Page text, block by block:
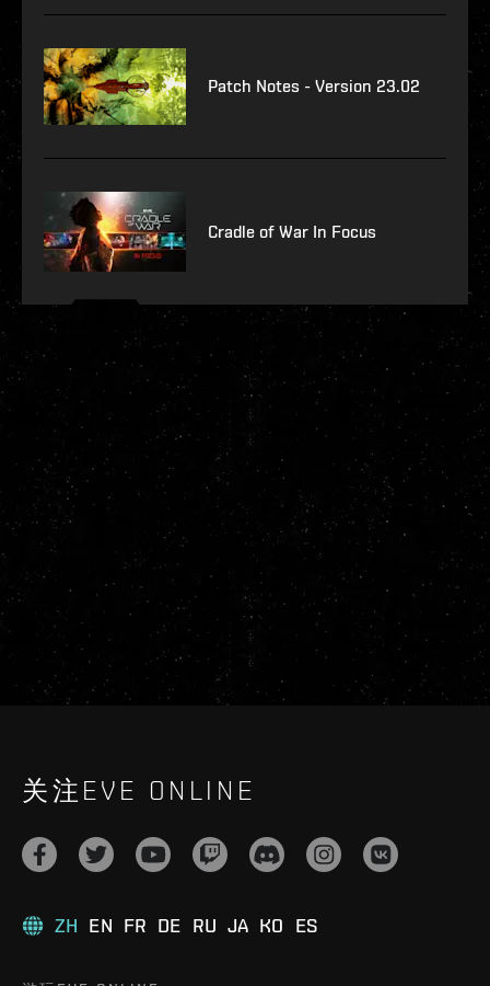
Patch Notes - Version 23.02
Cradle of War In Focus
关注EVE ONLINE
ZH EN FR DE RU JA KO ES